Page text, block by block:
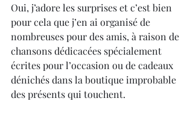
Oui, j’adore les surprises et c’est bien
pour cela que j’en ai organisé de
nombreuses pour des amis, à raison de
chansons dédicacées spécialement
écrites pour l’occasion ou de cadeaux
dénichés dans la boutique improbable
des présents qui touchent.